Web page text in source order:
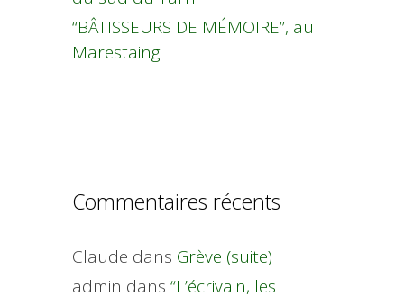
“BÂTISSEURS DE MÉMOIRE”, au
Marestaing
Commentaires récents
Claude dans Grève (suite)
admin dans “L’écrivain, les